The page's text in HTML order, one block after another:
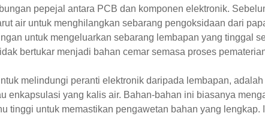
pepejal antara PCB dan komponen elektronik.
air untuk menghilangkan sebarang pengoksidaan dari
untuk mengeluarkan sebarang lembapan yang tinggal
bertukar menjadi bahan cemar semasa proses
melindungi peranti elektronik daripada lembapan,
enkapsulasi yang kalis air. Bahan-bahan ini biasanya
tinggi untuk memastikan pengawetan bahan yang